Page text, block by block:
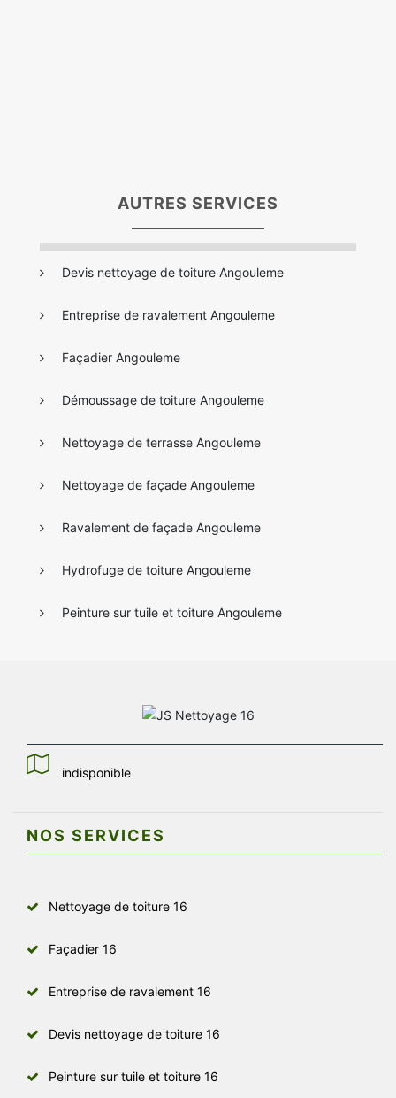
AUTRES SERVICES
Devis nettoyage de toiture Angouleme
Entreprise de ravalement Angouleme
Façadier Angouleme
Démoussage de toiture Angouleme
Nettoyage de terrasse Angouleme
Nettoyage de façade Angouleme
Ravalement de façade Angouleme
Hydrofuge de toiture Angouleme
Peinture sur tuile et toiture Angouleme
indisponible
NOS SERVICES
Nettoyage de toiture 16
Façadier 16
Entreprise de ravalement 16
Devis nettoyage de toiture 16
Peinture sur tuile et toiture 16